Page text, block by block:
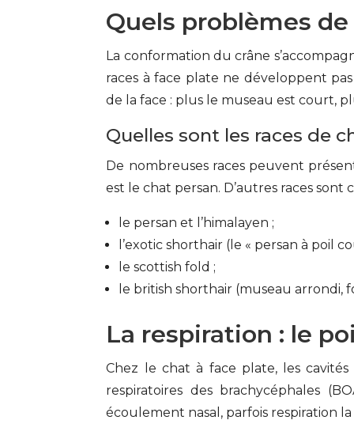
Quels problèmes
La conformation du crâne
races à face plate ne développent
de la face : plus le museau est court,
Quelles sont les races de
De nombreuses races peuvent
est le chat persan. D’autres races sont
le persan et l’himalayen ;
l’exotic shorthair (le « persan à poil
le scottish fold ;
le british shorthair (museau arrondi,
La respiration : le
Chez le chat à face plate, les
respiratoires des brachycéphales
écoulement nasal, parfois respiration